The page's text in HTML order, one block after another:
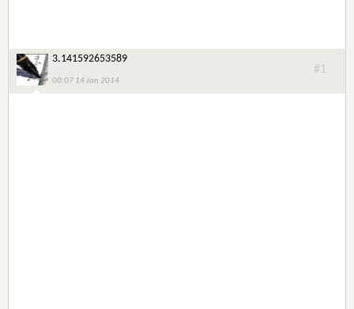
3.141592653589
00:07 14 Jan 2014
#1